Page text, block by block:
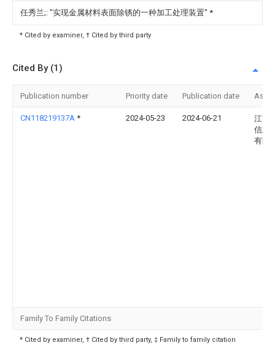
任秀兰;: "实现金属材料表面除锈的一种加工处理装置" *
* Cited by examiner, † Cited by third party
Cited By (1)
Publication number Priority date Publication date
CN118219137A * 2024-05-23 2024-06-21
江苏
信息
有限
Family To Family Citations
* Cited by examiner, † Cited by third party, ‡ Family to family citation